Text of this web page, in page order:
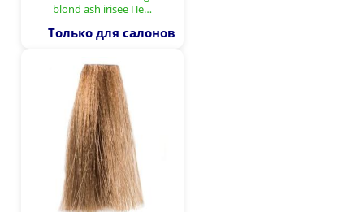
blond ash irisee Пе…
Только для салонов